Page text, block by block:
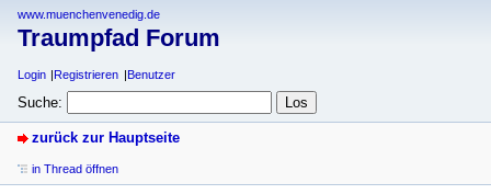
www.muenchenvenedig.de
Traumpfad Forum
Login Registrieren Benutzer
Suche:
zurück zur Hauptseite
in Thread öffnen